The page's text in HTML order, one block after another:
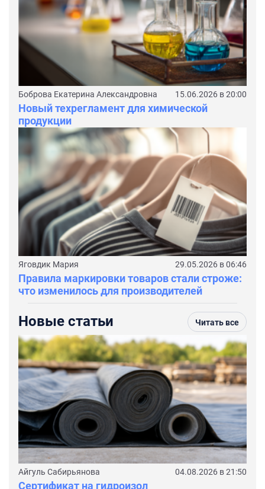
Боброва Екатерина Александровна 15.06.2026 в 20:00
Новый техрегламент для химической
продукции
Яговдик Мария 29.05.2026 в 06:46
Правила маркировки товаров стали строже:
что изменилось для производителей
Новые статьи Читать все
Айгуль Сабирьянова 04.08.2026 в 21:50
Сертификат на гидроизол